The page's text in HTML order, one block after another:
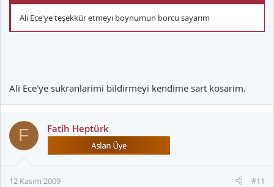
Ali Ece'ye teşekkür etmeyi boynumun borcu sayarım
Ali Ece'ye sukranlarimi bildirmeyi kendime sart kosarim.
F Fatih Heptürk
12 Kasım 2009 #11